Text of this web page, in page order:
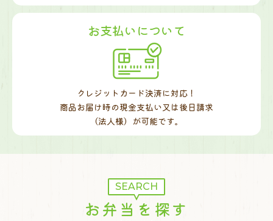
お支払いについて
クレジットカード決済に対応！
商品お届け時の現金支払い又は後日請求
（法人様）が可能です。
SEARCH
お弁当を探す